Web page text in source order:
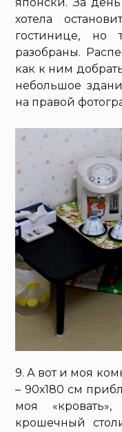
хотела
гостинице,
разобраны.
как к ним
небольшое
на правой
9. А вот и моя
– 90х180 см
моя
крошечный